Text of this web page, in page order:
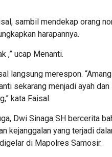
sambil mendekap orang
harapannya.
,” ucap Menanti.
langsung merespon.
sekarang menjadi ayah
kata Faisal.
Dwi Sinaga SH bercerita
kejanggalan yang terjadi
di Mapolres Samosir.